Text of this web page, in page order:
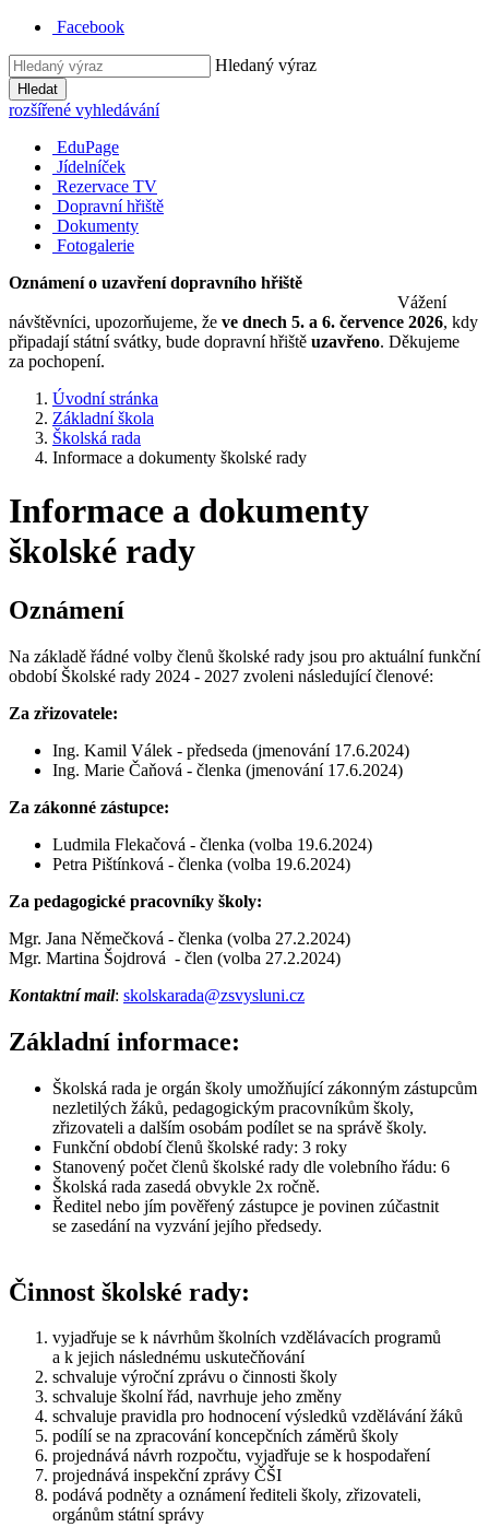
Facebook
Hledaný výraz
Hledat
rozšířené vyhledávání
EduPage
Jídelníček
Rezervace TV
Dopravní hřiště
Dokumenty
Fotogalerie
Oznámení o uzavření dopravního hřiště
Vážení
návštěvníci, upozorňujeme, že ve dnech 5. a 6. července 2026, kdy
připadají státní svátky, bude dopravní hřiště uzavřeno. Děkujeme
za pochopení.
Úvodní stránka
Základní škola
Školská rada
Informace a dokumenty školské rady
Informace a dokumenty
školské rady
Oznámení
Na základě řádné volby členů školské rady jsou pro aktuální funkční
období Školské rady 2024 - 2027 zvoleni následující členové:
Za zřizovatele:
Ing. Kamil Válek - předseda (jmenování 17.6.2024)
Ing. Marie Čaňová - členka (jmenování 17.6.2024)
Za zákonné zástupce:
Ludmila Flekačová - členka (volba 19.6.2024)
Petra Pištínková - členka (volba 19.6.2024)
Za pedagogické pracovníky školy:
Mgr. Jana Němečková - členka (volba 27.2.2024)
Mgr. Martina Šojdrová - člen (volba 27.2.2024)
Kontaktní mail: skolskarada@zsvysluni.cz
Základní informace:
Školská rada je orgán školy umožňující zákonným zástupcům
nezletilých žáků, pedagogickým pracovníkům školy,
zřizovateli a dalším osobám podílet se na správě školy.
Funkční období členů školské rady: 3 roky
Stanovený počet členů školské rady dle volebního řádu: 6
Školská rada zasedá obvykle 2x ročně.
Ředitel nebo jím pověřený zástupce je povinen zúčastnit
se zasedání na vyzvání jejího předsedy.
Činnost školské rady:
vyjadřuje se k návrhům školních vzdělávacích programů
a k jejich následnému uskutečňování
schvaluje výroční zprávu o činnosti školy
schvaluje školní řád, navrhuje jeho změny
schvaluje pravidla pro hodnocení výsledků vzdělávání žáků
podílí se na zpracování koncepčních záměrů školy
projednává návrh rozpočtu, vyjadřuje se k hospodaření
projednává inspekční zprávy ČŠI
podává podněty a oznámení řediteli školy, zřizovateli,
orgánům státní správy